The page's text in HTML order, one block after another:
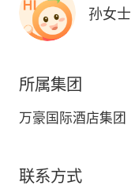
孙女士
所属集团
万豪国际酒店集团
联系方式